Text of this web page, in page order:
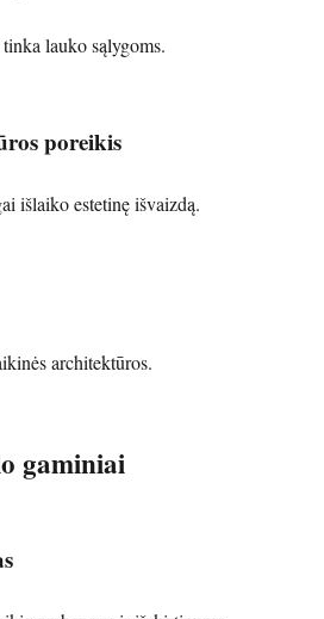
lauko sąlygoms.
poreikis
išlaiko estetinę išvaizdą.
architektūros.
gaminiai